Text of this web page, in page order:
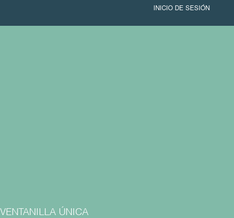
INICIO DE SESIÓN
VENTANILLA ÚNICA